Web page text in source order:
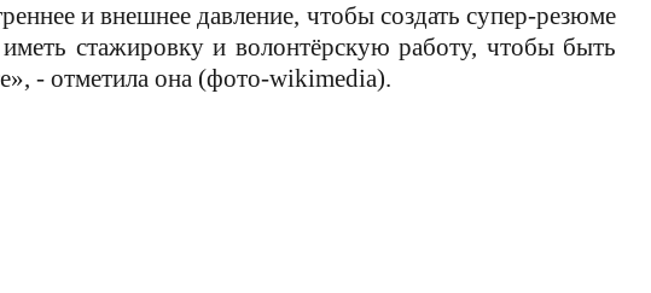
и внешнее давление, чтобы создать супер-резюме
стажировку и волонтёрскую работу, чтобы быть
- отметила она (фото-wikimedia).